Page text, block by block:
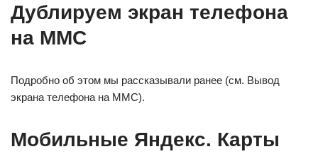
Дублируем экран телефона
на ММС
Подробно об этом мы рассказывали ранее (см. Вывод
экрана телефона на ММС).
Мобильные Яндекс. Карты